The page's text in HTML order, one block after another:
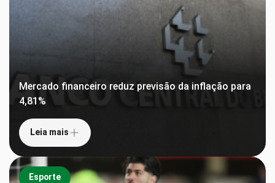
Mercado financeiro reduz previsão da inflação para
4,81%
Leia mais
Esporte